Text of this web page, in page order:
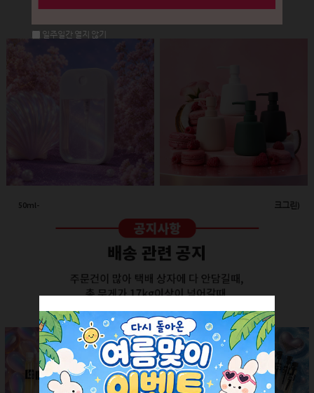
50ml-애플 스프레이(투명/화이트캡)
회원공개
260ml-고급세라믹 펌프용기(다크그린)
회원공개
더보기 +
일주일간 열지 않기